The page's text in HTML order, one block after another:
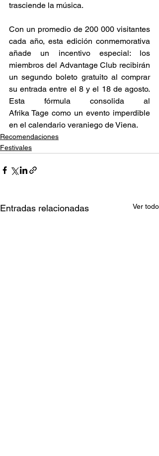
trasciende la música.
Con un promedio de 200 000 visitantes
cada año, esta edición conmemorativa
añade un incentivo especial: los
miembros del Advantage Club recibirán
un segundo boleto gratuito al comprar
su entrada entre el 8 y el 18 de agosto.
Esta fórmula consolida al
Afrika Tage como un evento imperdible
en el calendario veraniego de Viena.
Recomendaciones
Festivales
Entradas relacionadas Ver todo